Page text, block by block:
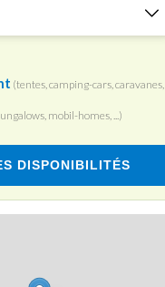
(tentes, camping-cars, caravanes,
mobil-homes, ...)
DISPONIBILITÉS